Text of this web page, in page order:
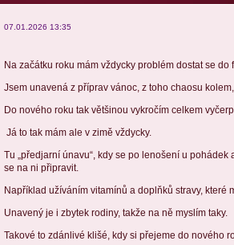
07.01.2026 13:35
Na začátku roku mám vždycky problém dostat se do
Jsem unavená z příprav vánoc, z toho chaosu
Do nového roku tak většinou vykročím celkem
Já to tak mám ale v zimě vždycky.
Tu „předjarní únavu“, kdy se po lenošení u
se na ni připravit.
Například užíváním vitamínů a doplňků stravy, které
Unavený je i zbytek rodiny, takže na ně myslím taky.
Takové to zdánlivé klišé, kdy si přejeme do nového